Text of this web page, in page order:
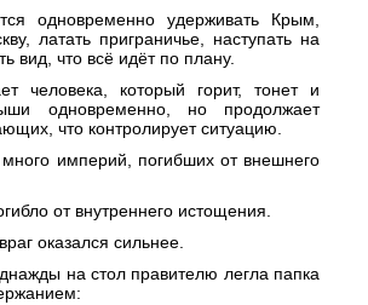
одновременно удерживать Крым,
латать приграничье, наступать на
вид, что всё идёт по плану.
человека, который горит, тонет и
одновременно, но продолжает
что контролирует ситуацию.
много империй, погибших от внешнего
от внутреннего истощения.
оказался сильнее.
на стол правителю легла папка